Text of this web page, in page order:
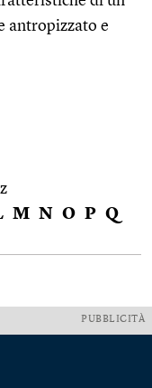
antropizzato e
M N O P Q
PUBBLICITÀ